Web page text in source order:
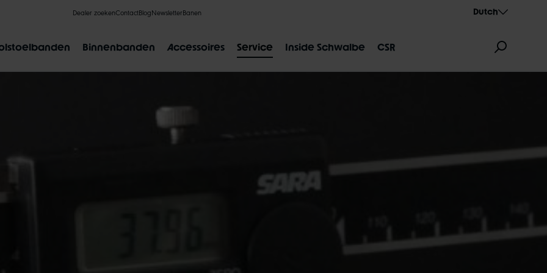
Dealer zoekenContactBlogNewsletterBanen Dutch
Binnenbanden Accessoires Service Inside Schwalbe CSR
MAATAANDUIDING